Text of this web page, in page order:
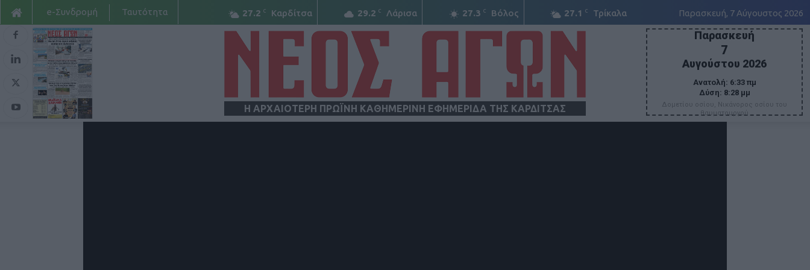
27.2 C Καρδίτσα 29.2 C Λάρισα 27.3 C Βόλος 27.1 C Τρίκαλα Παρασκευή, 7 Αύγουστος 2026
e-Συνδρομή Ταυτότητα
Η ΑΡΧΑΙΟΤΕΡΗ ΠΡΩΪΝΗ ΚΑΘΗΜΕΡΙΝΗ ΕΦΗΜΕΡΙΔΑ ΤΗΣ ΚΑΡΔΙΤΣΑΣ
Παρασκευή
7
Αυγούστου 2026
Ανατολή: 6:33 πμ
Δύση: 8:28 μμ
Δομετίου οσίου, Νικάνορος οσίου του
θαυματουργού